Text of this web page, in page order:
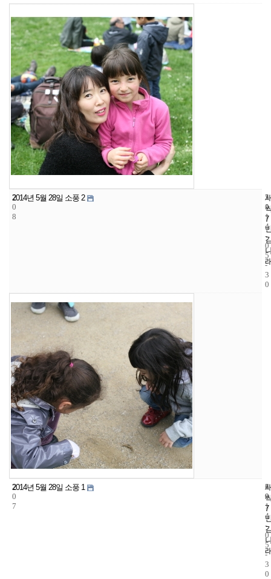
2
0
8
2014년 5월 28일 소풍 2
7
5
1
2
0
1
4
-
0
5
-
3
0
2
0
7
2014년 5월 28일 소풍 1
7
6
9
2
0
1
4
-
0
5
-
3
0